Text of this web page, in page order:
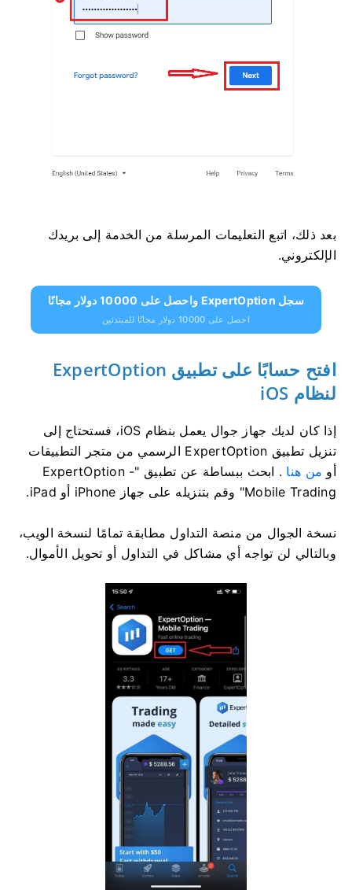
بعد ذلك، اتبع التعليمات المرسلة من الخدمة إلى بريدك
الإلكتروني.
سجل ExpertOption واحصل على 10000 دولار مجانًا
احصل على 10000 دولار مجانًا للمبتدئين
افتح حسابًا على تطبيق ExpertOption
لنظام iOS
إذا كان لديك جهاز جوال يعمل بنظام iOS، فستحتاج إلى
تنزيل تطبيق ExpertOption الرسمي من متجر التطبيقات
أو من هنا
. ابحث ببساطة عن تطبيق "ExpertOption -
Mobile Trading" وقم بتنزيله على جهاز iPhone أو iPad.
نسخة الجوال من منصة التداول مطابقة تمامًا لنسخة الويب،
وبالتالي لن تواجه أي مشاكل في التداول أو تحويل الأموال.